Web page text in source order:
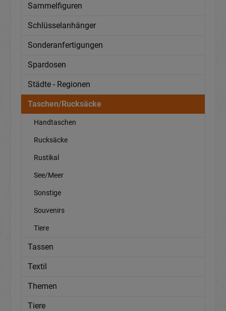
Sammelfiguren
Schlüsselanhänger
Sonderanfertigungen
Spardosen
Städte - Regionen
Taschen/Rucksäcke
Handtaschen
Rucksäcke
Rustikal
See/Meer
Sonstige
Souvenirs
Tiere
Tassen
Textil
Themen
Tiere